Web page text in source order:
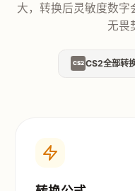
大，转换后灵敏度数
无畏
CS2 CS2全部转